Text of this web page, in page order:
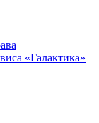
«Галактика»